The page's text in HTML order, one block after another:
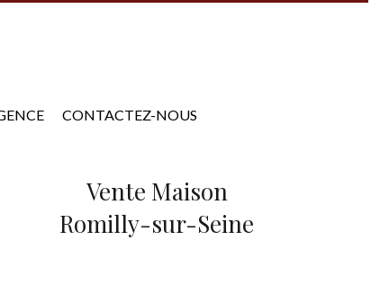
CONTACTEZ-NOUS
Vente Maison
Romilly-sur-Seine